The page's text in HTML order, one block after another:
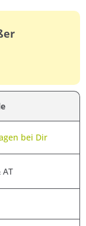
bei Dir
AT